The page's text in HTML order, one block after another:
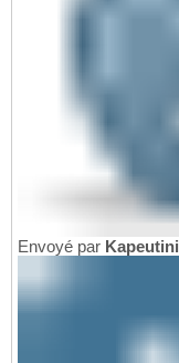
Envoyé par Kapeutini